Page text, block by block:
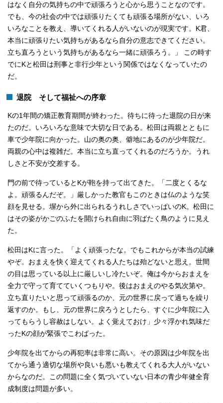
はなく自分の気持ちの中で頑張ろうと心から思うことなのです。
でも、今の社会の中では頑張りたくても頑張る場所がない、いろ
いろなことを教え、導いてくれる人がいないのが現実です。K君、
本当に頑張りたい気持ちがあるなら自分の意志できてください。
立ち直ろうという気持ちがあるなら一緒に頑張ろう。」 この時す
でにKと松田は刑事と非行少年という関係ではなくなっていたの
だ。
退院 そして福祉への序章
Kの1年間の矯正教育期間が終わった。待ちに待った退院の日が来
たのだ。いろいろな意味で大切な日である。松田は両親とともに
車で少年院に向かった。山の奥の奥、僻地にあるのが少年院だ。
両親の心中は複雑だ。本当に立ち直ってくれるのだろうか。うれ
しさと不安が交差する。
門の前で待っているとKが鞄を持って出てきた。「二度とくるな
よ。頑張るんだぞ。」厳しかった教官もこのときは仏のような笑
顔を見せる。塀から外に出られるうれしさでいっぱいのK。松田に
はその姿がかごのふたを開けられ自由に羽ばたく鳥のように見え
た。
松田はKに言った。「よく頑張ったな。でもこれからが本当の試練
やぞ。おまえを快く迎えてくれる人たちは殆どないと思え。世間
の目は思っている以上に厳しいし冷たいぞ。俺は今からおまえを
全力で守って育てていくつもりや。後はおまえのやる気次第や。
立ち直りたいと思って頑張るのか、元の世界に戻って過ちを繰り
返すのか。もし、元の世界に戻ろうとしたら、すぐに少年院に入
ってもらうし容赦はしない。よく覚えておけ」少々浮かれ気味だ
ったKの顔が緊張でこわばった。
少年院を出てからの再犯率は非常に高い。その原因は少年院を出
てから通う適切な場所や良いも悪いも教えてくれる大人がいない
からなのだ。この問題に全く気づいていない日本の青少年健全育
成制度は問題が多い。